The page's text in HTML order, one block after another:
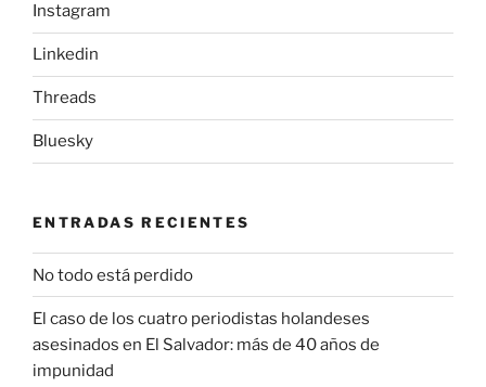
Instagram
Linkedin
Threads
Bluesky
ENTRADAS RECIENTES
No todo está perdido
El caso de los cuatro periodistas holandeses
asesinados en El Salvador: más de 40 años de
impunidad